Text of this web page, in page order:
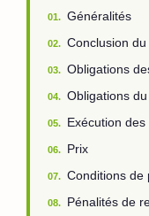
01. Généralités
02. Conclusion
03. Obligations
04. Obligations
05. Exécution
06. Prix
07. Conditions de
08. Pénalités de